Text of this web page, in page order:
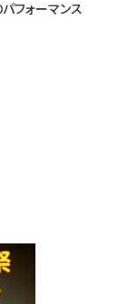
フォーマンス